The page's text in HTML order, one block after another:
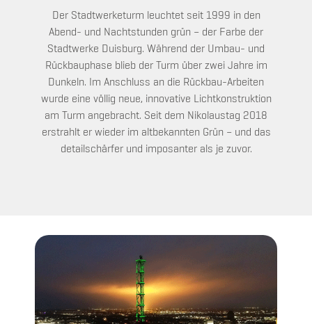
Der Stadtwerketurm leuchtet seit 1999 in den
Abend- und Nachtstunden grün – der Farbe der
Stadtwerke Duisburg. Während der Umbau- und
Rückbauphase blieb der Turm über zwei Jahre im
Dunkeln. Im Anschluss an die Rückbau-Arbeiten
wurde eine völlig neue, innovative Lichtkonstruktion
am Turm angebracht. Seit dem Nikolaustag 2018
erstrahlt er wieder im altbekannten Grün – und das
detailschärfer und imposanter als je zuvor.